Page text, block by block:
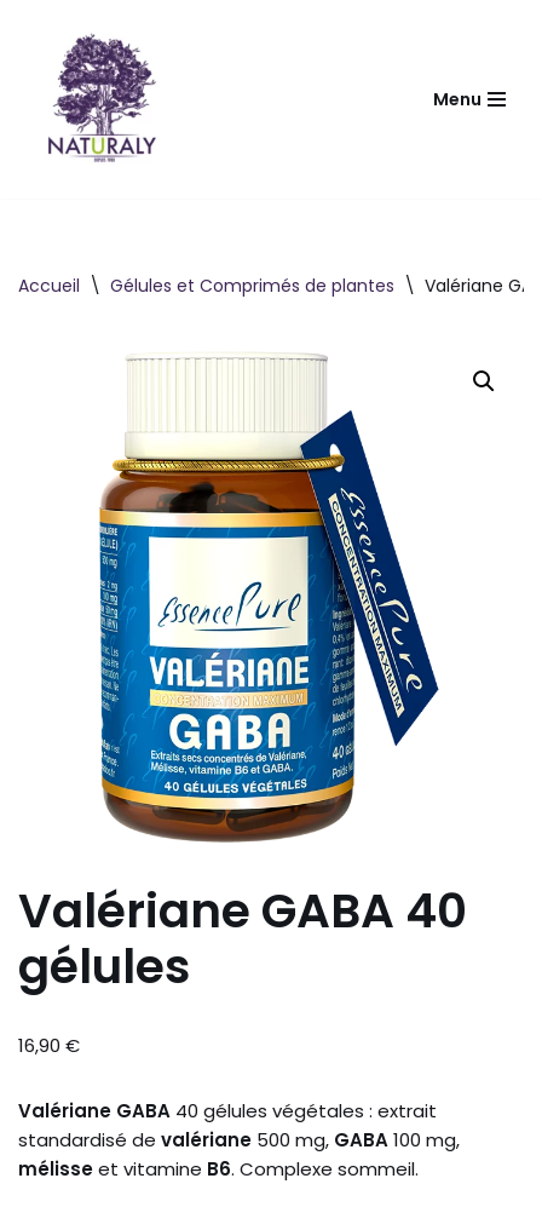
contenu
Menu
Accueil \ Gélules et Comprimés de plantes \ Valériane
Valériane GABA 40
gélules
16,90 €
Valériane GABA 40 gélules végétales : extrait
standardisé de valériane 500 mg, GABA100 mg,
mélisseet vitamine B6. Complexe sommeil.